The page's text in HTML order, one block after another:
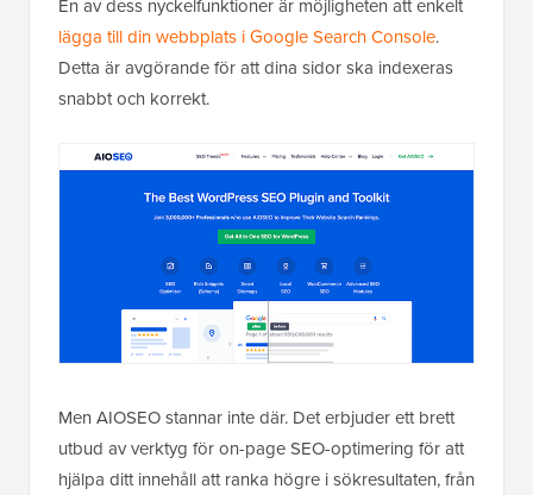
En av dess nyckelfunktioner är möjligheten att enkelt
lägga till din webbplats i Google Search Console.
Detta är avgörande för att dina sidor ska indexeras
snabbt och korrekt.
Men AIOSEO stannar inte där. Det erbjuder ett brett
utbud av verktyg för on-page SEO-optimering för att
hjälpa ditt innehåll att ranka högre i sökresultaten, från